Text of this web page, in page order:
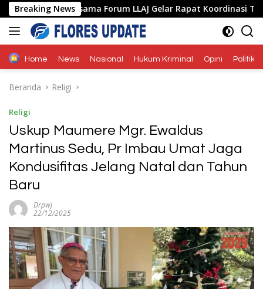
Langsung
ke
konten
Breaking News
Bersama Forum LLAJ Gelar Rapat Koordinasi Tekan
Home News Nasional Hukum Kriminal Opini Politik
Beranda Religi
Religi
Uskup Maumere Mgr. Ewaldus
Martinus Sedu, Pr Imbau Umat Jaga
Kondusifitas Jelang Natal dan Tahun
Baru
Drpwj
22/12/2025